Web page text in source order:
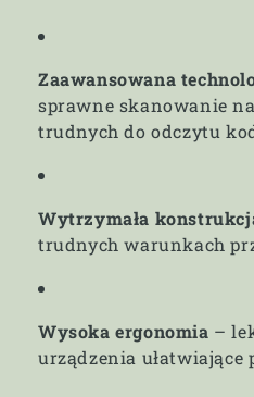
Zaawansowana
sprawne skanowanie
trudnych do odczytu
Wytrzymała
trudnych warunkach
Wysoka ergonomia –
urządzenia ułatwiające